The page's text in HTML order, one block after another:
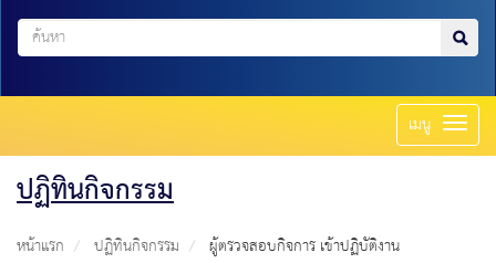
เมนู Toggle
ปฏิทินกิจกรรม
หน้าแรก ปฏิทินกิจกรรม ผู้ตรวจสอบกิจการ เข้าปฏิบัติงาน